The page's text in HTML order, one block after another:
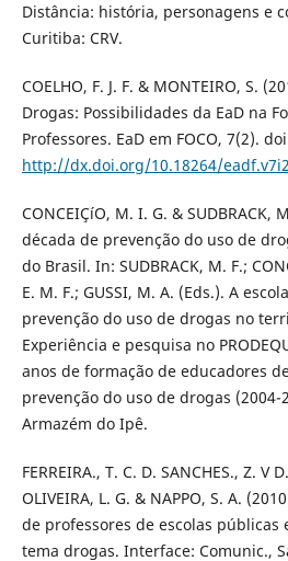
Distância: história, personagens e
Curitiba: CRV.
COELHO, F. J. F. & MONTEIRO, S.
Drogas: Possibilidades da EaD na
Professores. EaD em FOCO, 7(2).
http://dx.doi.org/10.18264/
CONCEIÇíO, M. I. G. & SUDBRACK,
década de prevenção do uso de
do Brasil. In: SUDBRACK, M. F.;
E. M. F.; GUSSI, M. A. (Eds.). A
prevenção do uso de drogas no
Experiência e pesquisa no
anos de formação de educadores
prevenção do uso de drogas (2004-
Armazém do Ipê.
FERREIRA., T. C. D. SANCHES., Z. V
OLIVEIRA, L. G. & NAPPO, S. A.
de professores de escolas públicas
tema drogas. Interface: Comunic.,